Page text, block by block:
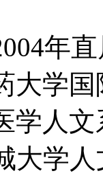
年
大学
学人
大学